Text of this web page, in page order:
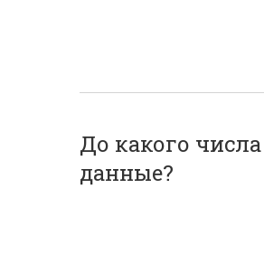
До какого
данные?